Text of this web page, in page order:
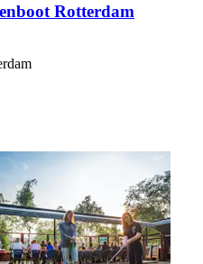
Rotterdam